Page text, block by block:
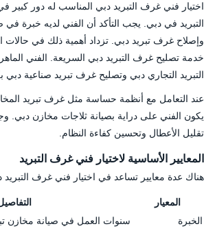
اختيار فني غرف التبريد دبي المناسب له دور
التبريد في دبي. يجب التأكد أن الفني لديه خبرة في
وإصلاح غرف تبريد دبي. تزداد أهمية ذلك في حالات
خدمة تصليح غرف التبريد دبي السريعة. الفني
التبريد التجاري دبي وتصليح غرف تبريد صناعية دبي
عند التعامل مع أنظمة حساسة مثل غرف تبريد
يكون الفني على دراية بصيانة ثلاجات مخازن
تقليل الأعطال وتحسين كفاءة النظام.
المعايير الأساسية لاختيار فني غرف التبريد
هناك عدة معايير تساعد في اختيار فني غرف
المعيار
الخبرة
سنوات العمل في صيانة مخازن